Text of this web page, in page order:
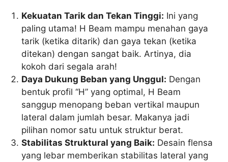
Kekuatan Tarik dan Tekan Tinggi: Ini yang
paling utama! H Beam mampu menahan gaya
tarik (ketika ditarik) dan gaya tekan (ketika
ditekan) dengan sangat baik. Artinya, dia
kokoh dari segala arah!
Daya Dukung Beban yang Unggul: Dengan
bentuk profil “H” yang optimal, H Beam
sanggup menopang beban vertikal maupun
lateral dalam jumlah besar. Makanya jadi
pilihan nomor satu untuk struktur berat.
Stabilitas Struktural yang Baik: Desain flensa
yang lebar memberikan stabilitas lateral yang